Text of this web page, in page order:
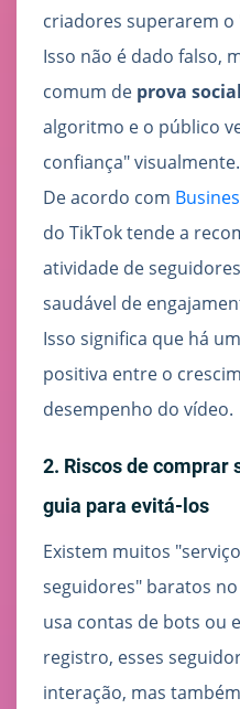
criadores superarem
Isso não é dado falso,
comum de prova social
algoritmo e o público
confiança" visualmente.
De acordo com
do TikTok tende a
atividade de
saudável de
Isso significa que há
positiva entre o
desempenho do vídeo.
2. Riscos de comprar
guia para evitá-los
Existem muitos
seguidores" baratos
usa contas de bots ou
registro, esses
interação, mas